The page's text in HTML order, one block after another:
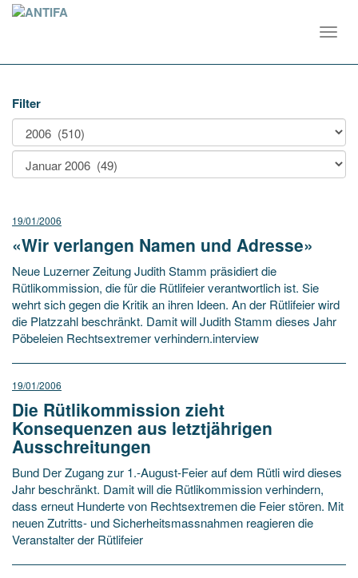
Filter
19/01/2006
«Wir verlangen Namen und Adresse»
Neue Luzerner Zeitung Judith Stamm präsidiert die
Rütlikommission, die für die Rütlifeier verantwortlich ist. Sie
wehrt sich gegen die Kritik an ihren Ideen. An der Rütlifeier wird
die Platzzahl beschränkt. Damit will Judith Stamm dieses Jahr
Pöbeleien Rechtsextremer verhindern.interview
19/01/2006
Die Rütlikommission zieht
Konsequenzen aus letztjährigen
Ausschreitungen
Bund Der Zugang zur 1.-August-Feier auf dem Rütli wird dieses
Jahr beschränkt. Damit will die Rütlikommission verhindern,
dass erneut Hunderte von Rechtsextremen die Feier stören. Mit
neuen Zutritts- und Sicherheitsmassnahmen reagieren die
Veranstalter der Rütlifeier